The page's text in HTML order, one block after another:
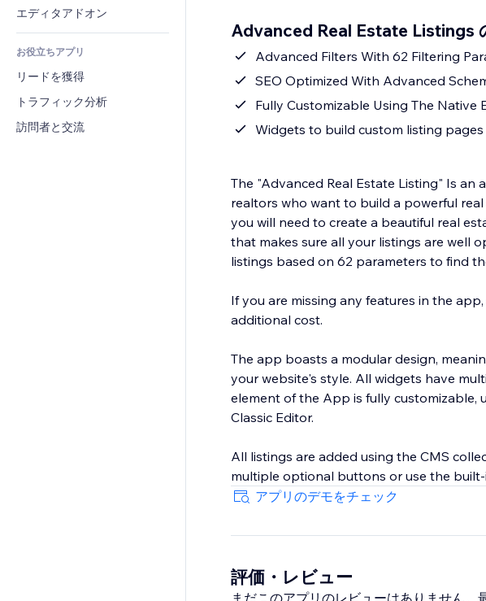
食品・飲料
電卓
検索
天気
チャート・テーブル
コミュニティィ
レビュー・お客さまの声
CRM
エディタアドオン
お役立ちアプリ
リードを獲得
トラフィック分析
訪問者と交流
Advanced Real Estate Listings
Advanced Filters With 62 Filtering
SEO Optimized With Advanced
Fully Customizable Using The Native
Widgets to build custom listing pages
The "Advanced Real Estate Listing" Is
realtors who want to build a powerful
you will need to create a beautiful real
that makes sure all your listings are well
listings based on 62 parameters to find
If you are missing any features in the
additional cost.
The app boasts a modular design,
your website's style. All widgets have
element of the App is fully customizable,
Classic Editor.
All listings are added using the CMS
multiple optional buttons or use the
アプリのデモをチェック
評価・レビュー